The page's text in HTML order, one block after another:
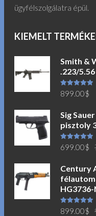
ügyfélszolgálatra épül.
KIEMELT
Smith &
.223/
Értékelés:
5.00/ 5
899.00$
Sig
pisztoly
Értékelés:
5.00/ 5
699.00$
Century
HG3736-
Értékelés:
5.00/ 5
899.00$